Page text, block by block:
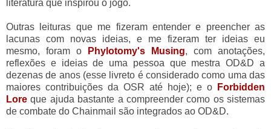
literatura que inspirou o jogo.
Outras leituras que me fizeram entender e preencher as
lacunas com novas ideias, e me fizeram ter ideias eu
mesmo, foram o
Phylotomy's Musing, com anotações,
reflexões e ideias de uma pessoa que mestra OD&D a
dezenas de anos (esse livreto é considerado como uma das
maiores contribuições da OSR até hoje); e o
Forbidden
Lore que ajuda bastante a compreender como os sistemas
de combate do Chainmail são integrados ao OD&D.